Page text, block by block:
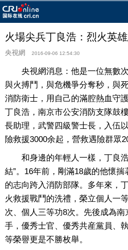
火場尖兵丁良浩：烈火英
央視網 2016-09-06 12:54:30
央視網消息：他是一位無數次
與火搏鬥，與危機爭分奪秒，與
消防衛士，用自己的滿腔熱血守
丁良浩，南京市公安消防支隊鼓
長助理，武警四級警士長，入伍
險救援3000余起，營救遇險群眾
和身邊的年輕人一樣，丁良浩
結”。16年前，剛滿18歲的他懷揣
的志向跨入消防部隊。多年來，
火救援戰鬥的洗禮，榮立個人一
次、個人三等功8次。先後成為
手，優秀士官、優秀共産黨員、
等榮譽更是不勝枚舉。